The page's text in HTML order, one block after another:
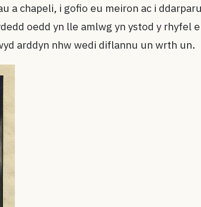
a chapeli, i gofio eu meiron ac i
oedd yn lle amlwg yn ystod y
arddyn nhw wedi diflannu un wrth un.